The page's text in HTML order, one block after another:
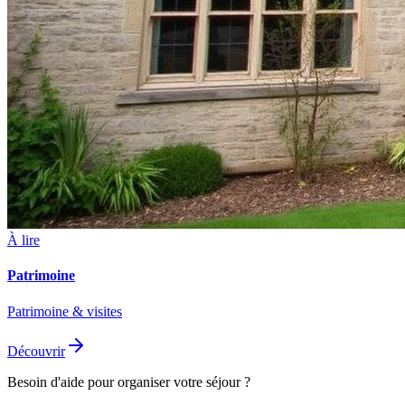
À lire
Patrimoine
Patrimoine & visites
Découvrir
Besoin d'aide pour organiser votre séjour ?